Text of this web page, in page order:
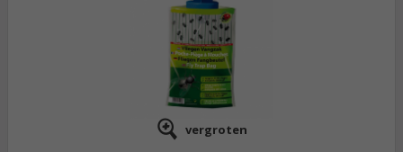
vergroten